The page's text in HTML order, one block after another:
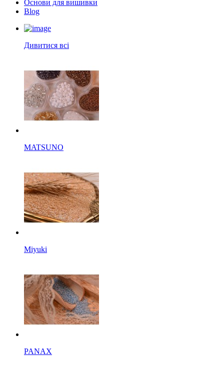
Основи для вишивки
Blog
Дивитися всі
MATSUNO
Miyuki
PANAX